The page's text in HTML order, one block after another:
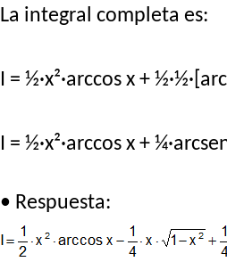
La integral completa es:
I = ½·x²·arccos x +
I = ½·x²·arccos x +
• Respuesta: